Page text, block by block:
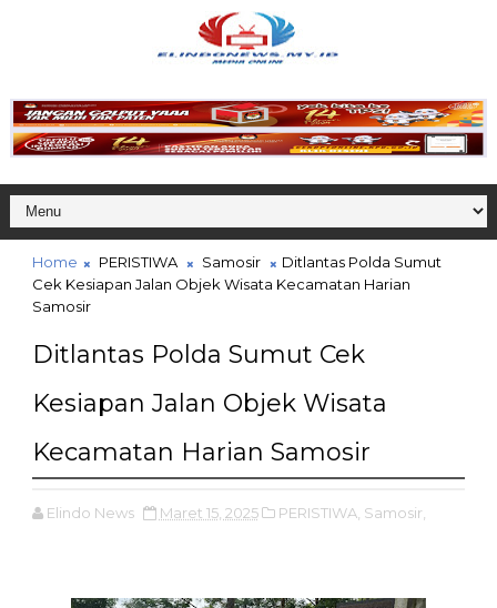
Home PERISTIWA Samosir
Ditlantas Polda Sumut
Cek Kesiapan Jalan Objek Wisata Kecamatan Harian
Samosir
Ditlantas Polda Sumut Cek
Kesiapan Jalan Objek Wisata
Kecamatan Harian Samosir
Elindo News Maret 15, 2025 PERISTIWA, Samosir,